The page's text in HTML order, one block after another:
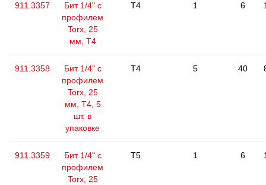
911.3357
Бит 1/4" с
профилем
Torx, 25
мм, Т4
T4 1 6
911.3358
Бит 1/4" с
профилем
Torx, 25
мм, Т4, 5
шт. в
упаковке
T4 5 40
911.3359
Бит 1/4" с
профилем
Torx, 25
T5 1 6